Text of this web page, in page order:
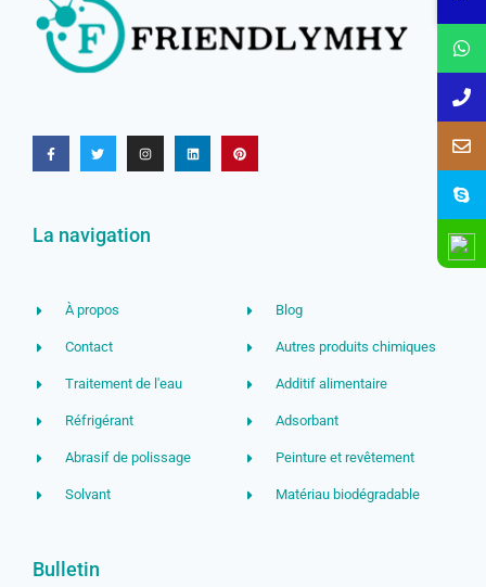
La navigation
À propos
Contact
Traitement de l'eau
Réfrigérant
Abrasif de polissage
Solvant
Blog
Autres produits chimiques
Additif alimentaire
Adsorbant
Peinture et revêtement
Matériau biodégradable
Bulletin